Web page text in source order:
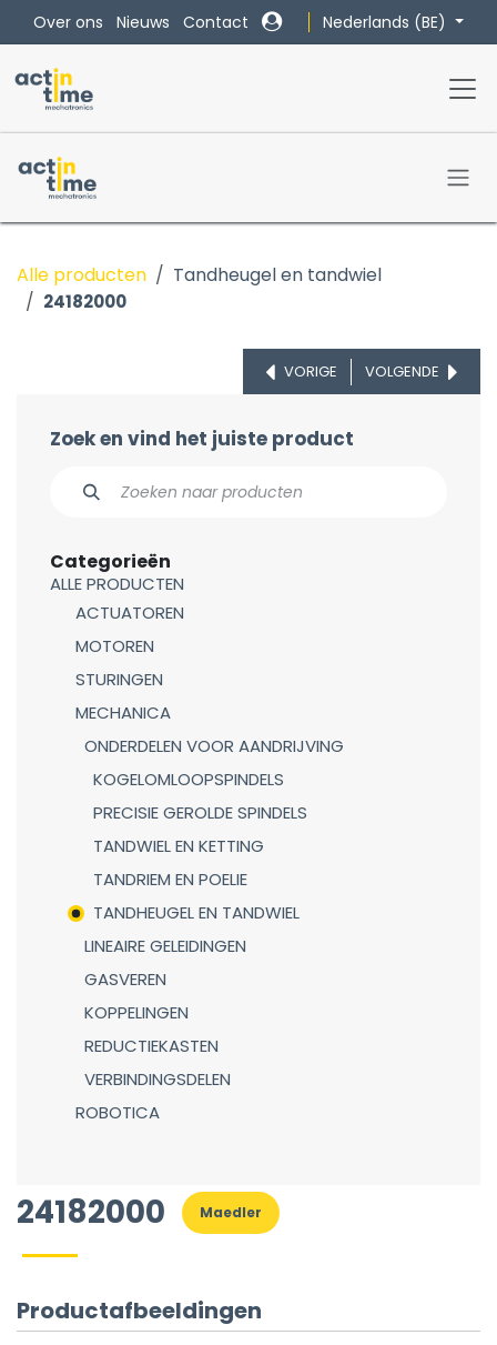
Overslaan naar inhoud
Over ons Nieuws Contact Nederlands (BE)
Alle producten Tandheugel en tandwiel
24182000
VORIGE VOLGENDE
Zoek en vind het juiste product
Categorieën
ALLE PRODUCTEN
ACTUATOREN
MOTOREN
STURINGEN
MECHANICA
ONDERDELEN VOOR AANDRIJVING
KOGELOMLOOPSPINDELS
PRECISIE GEROLDE SPINDELS
TANDWIEL EN KETTING
TANDRIEM EN POELIE
TANDHEUGEL EN TANDWIEL
LINEAIRE GELEIDINGEN
GASVEREN
KOPPELINGEN
REDUCTIEKASTEN
VERBINDINGSDELEN
ROBOTICA
24182000 Maedler
Productafbeeldingen